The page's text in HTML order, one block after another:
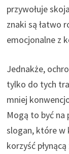
przywołuje
znaki są łatwo
emocjonalne z
Jednakże,
tylko do tych
mniej
Mogą to być na
slogan, które w
korzyść